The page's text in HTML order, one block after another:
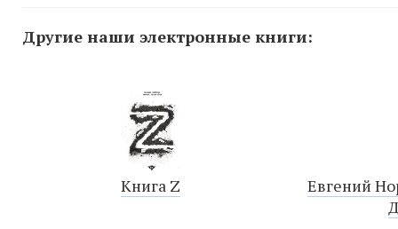
Другие наши электронные книги:
Книга Z
Евгений